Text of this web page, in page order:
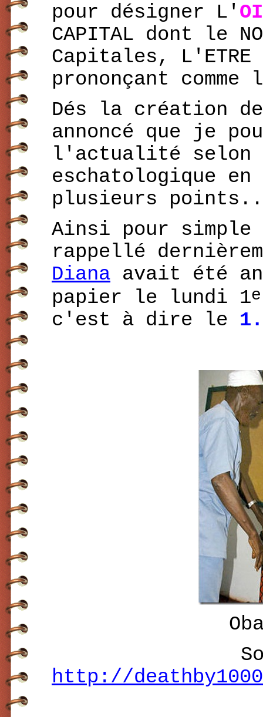
pour désigner L'
CAPITAL dont le
Capitales, L'ETRE
prononçant
Dés la création
annoncé que je
l'actualité selon
eschatologique
plusieurs
Ainsi pour simple
rappellé
Diana avait été
papier le lundi 1
c'est à dire le
http://